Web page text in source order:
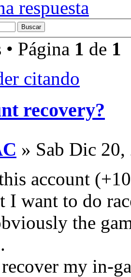
respuesta
• Página 1 de 1
citando
recovery?
» Sab Dic
account
I want to do
the
my in-